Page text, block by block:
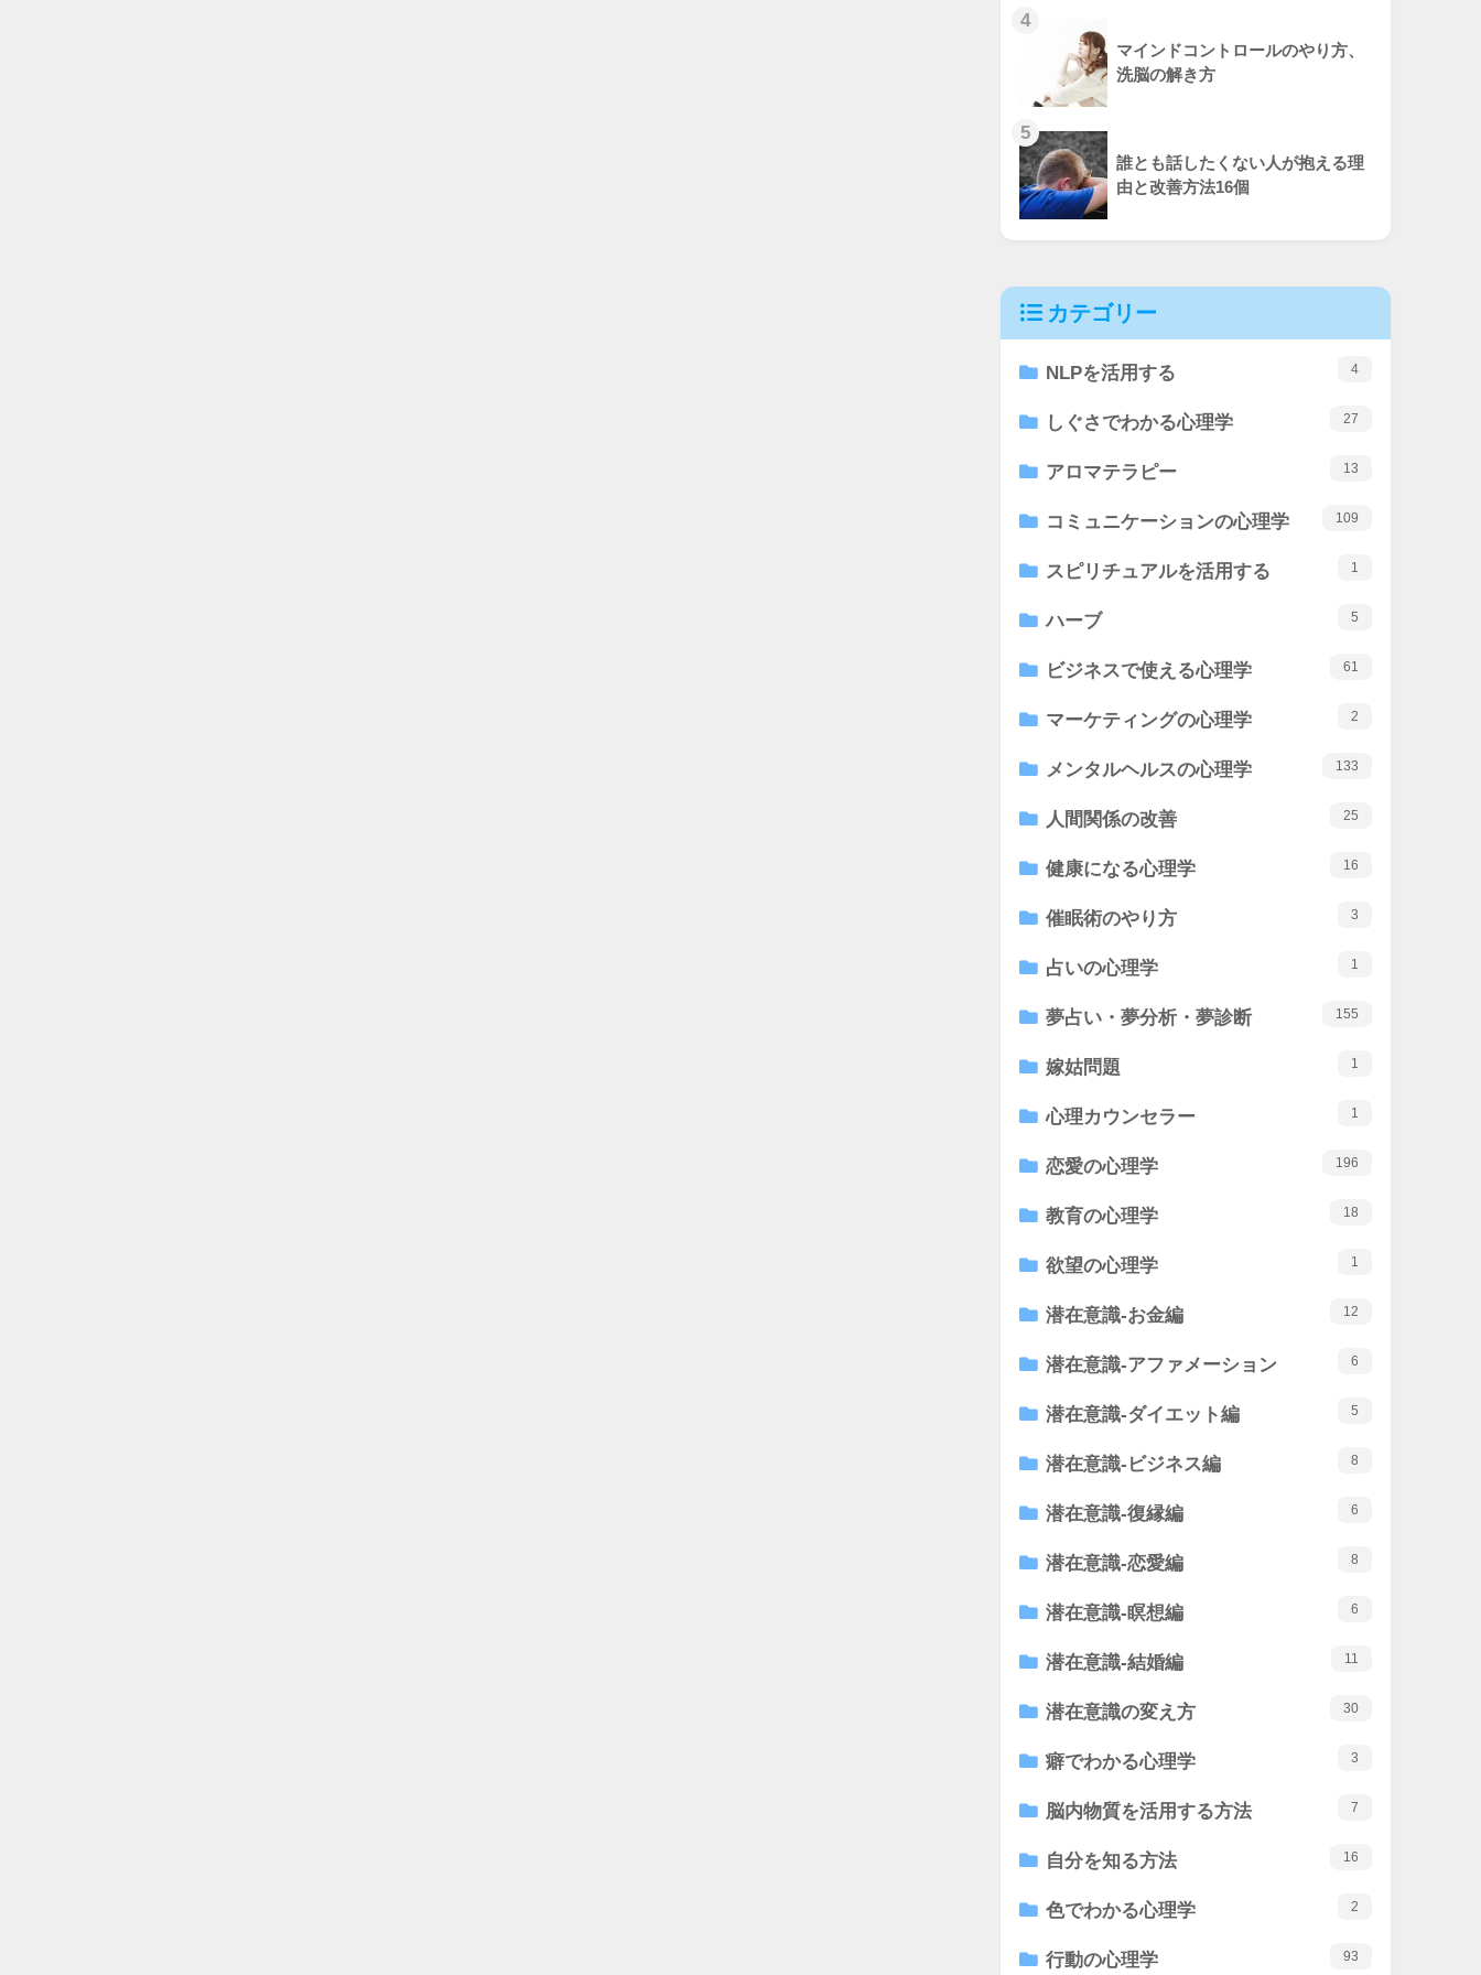
4
マインドコントロールのやり方、
洗脳の解き方
5
誰とも話したくない人が抱える理
由と改善方法16個
カテゴリー
NLPを活用する 4
しぐさでわかる心理学 27
アロマテラピー 13
コミュニケーションの心理学 109
スピリチュアルを活用する 1
ハーブ 5
ビジネスで使える心理学 61
マーケティングの心理学 2
メンタルヘルスの心理学 133
人間関係の改善 25
健康になる心理学 16
催眠術のやり方 3
占いの心理学 1
夢占い・夢分析・夢診断 155
嫁姑問題 1
心理カウンセラー 1
恋愛の心理学 196
教育の心理学 18
欲望の心理学 1
潜在意識-お金編 12
潜在意識-アファメーション 6
潜在意識-ダイエット編 5
潜在意識-ビジネス編 8
潜在意識-復縁編 6
潜在意識-恋愛編 8
潜在意識-瞑想編 6
潜在意識-結婚編 11
潜在意識の変え方 30
癖でわかる心理学 3
脳内物質を活用する方法 7
自分を知る方法 16
色でわかる心理学 2
行動の心理学 93